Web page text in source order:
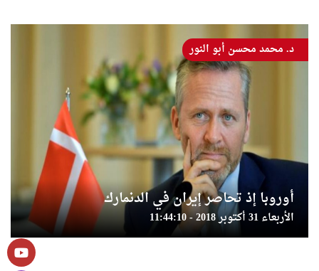
أوروبا إذ تحاصر إيران في الدنمارك
الأربعاء 31 أكتوبر 2018 - 11:44:10
د. محمد محسن أبو النور